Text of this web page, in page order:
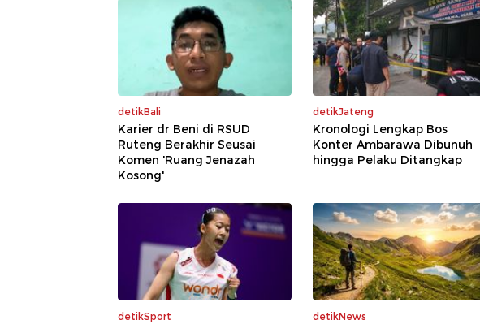
detikBali
Karier dr Beni di RSUD
Ruteng Berakhir Seusai
Komen 'Ruang Jenazah
Kosong'
detikJateng
Kronologi Lengkap Bos
Konter Ambarawa Dibunuh
hingga Pelaku Ditangkap
detikSport detikNews